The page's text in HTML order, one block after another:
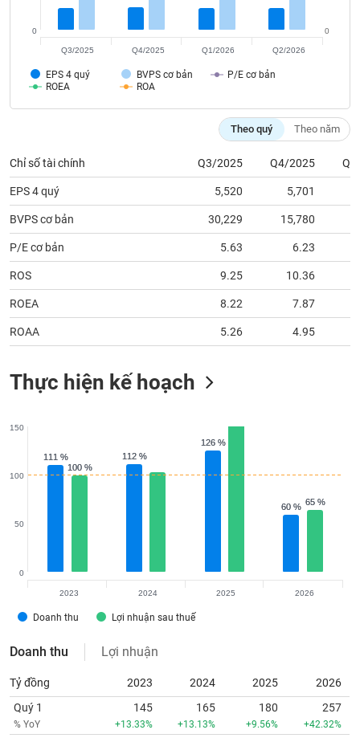
EPS 4 quý BVPS cơ bản
P/E cơ bản
ROEA
ROA
0 0
Q3/2025 Q4/2025 Q1/2026 Q2/2026
Theo quý Theo năm
Chỉ số tài chính Q3/2025 Q4/2025
EPS 4 quý 5,520 5,701
BVPS cơ bản 30,229 15,780
P/E cơ bản 5.63 6.23
ROS 9.25 10.36
ROEA 8.22 7.87
ROAA 5.26 4.95
Thực hiện kế hoạch
111 %
111 % 112 %
112 %
126 %
126 %
60 %
60 %
100 %
100 %
65 %
65 %
Doanh thu Lợi nhuận sau thuế
0
50
100
150
2023 2024 2025 2026
Doanh thu Lợi nhuận
Tỷ đồng 2023 2024 2025
2026
Quý 1
% YoY
145
+13.33%
165
+13.13%
180
+9.56%
257
+42.32%